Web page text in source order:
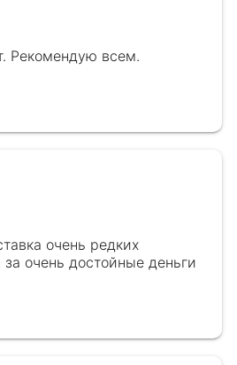
Рекомендую всем.
очень редких
очень достойные деньги